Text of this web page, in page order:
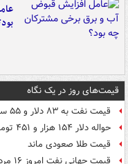
قیمت‌های روز در یک نگاه
قیمت نفت به ۸۳ دلار و ۵۵ سنت در هر بشکه رسید
حواله دلار ۱۵۴ هزار و ۴۵۱ تومان شد
قیمت طلا صعودی ماند
قیمت جهانی نفت امروز ۱۶ مرداد